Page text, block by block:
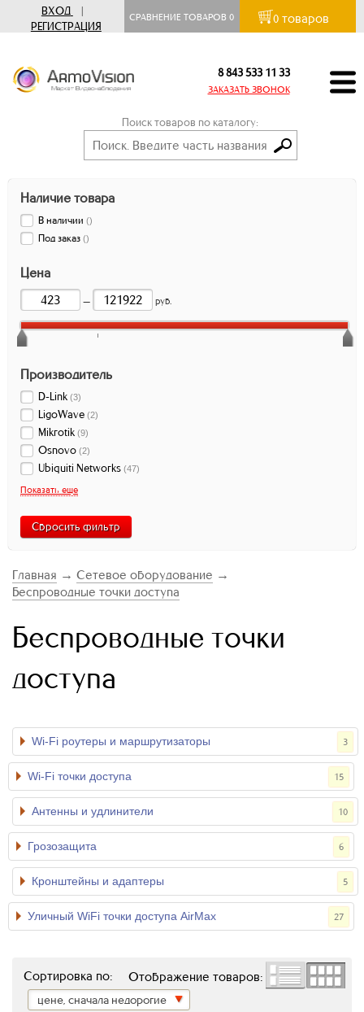
ВХОД
|
РЕГИСТРАЦИЯ
СРАВНЕНИЕ ТОВАРОВ0 0 товаров
8 843 533 11 33
ЗАКАЗАТЬ ЗВОНОК
Поиск товаров по каталогу:
Наличие товара
В наличии ()
Под заказ ()
Цена
— руб.
Производитель
D-Link (3)
LigoWave (2)
Mikrotik (9)
Osnovo (2)
Ubiquiti Networks (47)
Показать еще
Сбросить фильтр
Главная → Сетевое оборудование →
Беспроводные точки доступа
Беспроводные точки
доступа
3
Wi-Fi роутеры и маршрутизаторы
15
Wi-Fi точки доступа
10
Антенны и удлинители
6
Грозозащита
5
Кронштейны и адаптеры
27
Уличный WiFi точки доступа AirMax
Отображение товаров:
Сортировка по:
цене, сначала недорогие